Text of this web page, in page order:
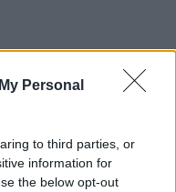
Personal
to third parties, or
information for
the below opt-out